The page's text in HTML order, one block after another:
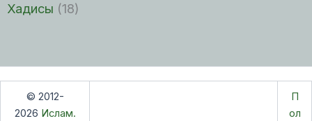
Хадисы (18)
© 2012-
2026 Ислам.
П
ол